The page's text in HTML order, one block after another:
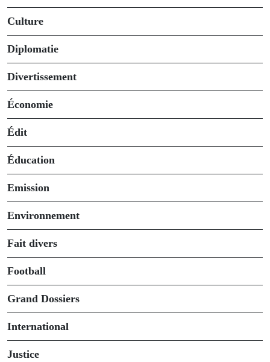
Culture
Diplomatie
Divertissement
Économie
Édit
Éducation
Emission
Environnement
Fait divers
Football
Grand Dossiers
International
Justice